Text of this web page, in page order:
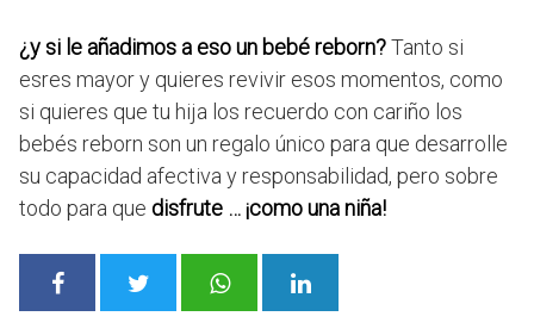
¿y si le añadimos a eso un bebé reborn?Tanto si
esres mayor y quieres revivir esos momentos, como
si quieres que tu hija los recuerdo con cariño los
bebés reborn son un regalo único para que desarrolle
su capacidad afectiva y responsabilidad, pero sobre
todo para que disfrute … ¡como una niña!